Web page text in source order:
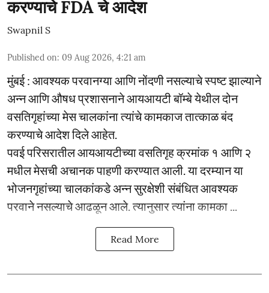
करण्याचे FDA चे आदेश
Swapnil S
Published on: 09 Aug 2026, 4:21 am
मुंबई : आवश्यक परवानग्या आणि नोंदणी नसल्याचे स्पष्ट झाल्याने
अन्न आणि औषध प्रशासनाने आयआयटी बॉम्बे येथील दोन
वसतिगृहांच्या मेस चालकांना त्यांचे कामकाज तात्काळ बंद
करण्याचे आदेश दिले आहेत.
पवई परिसरातील आयआयटीच्या वसतिगृह क्रमांक १ आणि २
मधील मेसची अचानक पाहणी करण्यात आली. या दरम्यान या
भोजनगृहांच्या चालकांकडे अन्न सुरक्षेशी संबंधित आवश्यक
परवाने नसल्याचे आढळून आले. त्यानुसार त्यांना कामका ...
Read More